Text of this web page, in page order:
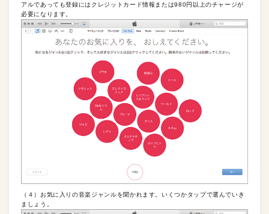
アルであっても登録にはクレジットカード情報または980円以上のチャージが
必要になります。
（４）お気に入りの音楽ジャンルを聞かれます。いくつかタップで選んでいき
ましょう。